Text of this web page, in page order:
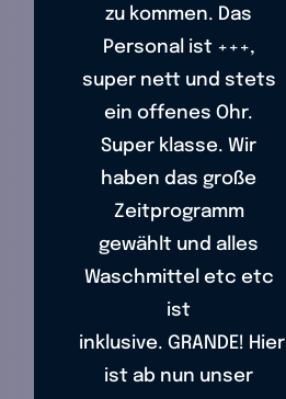
zu kommen. Das
Personal ist +++,
super nett und stets
ein offenes Ohr.
Super klasse. Wir
haben das große
Zeitprogramm
gewählt und alles
Waschmittel etc etc
ist
inklusive. GRANDE! Hier
ist ab nun unser